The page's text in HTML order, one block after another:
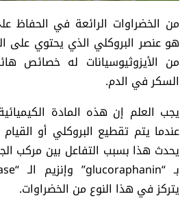
من الخضراوات الرائعة في الحفاظ
هو عنصر البروكلي الذي يحتوي على
من الأيزوثيوسيانات له خصائص
السكر في الدم.
يجب العلم إن هذه المادة الكيميائية
عندما يتم تقطيع البروكلي أو
يحدث هذا بسبب التفاعل بين مركب
يتركز في هذا النوع من الخضراوات.